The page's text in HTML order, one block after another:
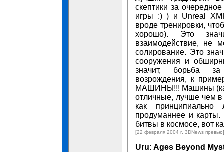
скептики за
игры :) ) и Unreal
вроде тренировки,
хорошо). Это
взаимодействие, не
солирование. Это
сооружения и
значит, борьба
возрождения, к
МАШИНЫ!!! Машины (как
отличные, лучше чем
как
продуманнее и карты.
битвы в космосе, вот
[22 февраля 2004 г. 3DNews превью]
Uru: Ages Beyond